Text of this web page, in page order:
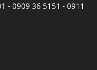
- 0909 36 5151 - 0911